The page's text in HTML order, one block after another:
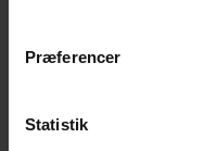
Præferencer
Statistik